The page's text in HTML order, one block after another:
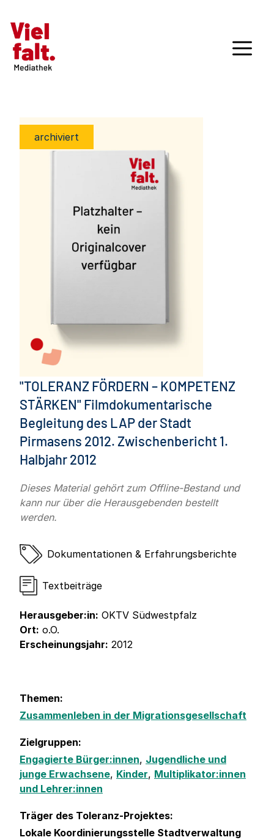
archiviert
"TOLERANZ FÖRDERN – KOMPETENZ
STÄRKEN" Filmdokumentarische
Begleitung des LAP der Stadt
Pirmasens 2012. Zwischenbericht 1.
Halbjahr 2012
Dieses Material gehört zum Offline-Bestand und
kann nur über die Herausgebenden bestellt
werden.
Dokumentationen & Erfahrungsberichte
Textbeiträge
Herausgeber:in: OKTV Südwestpfalz
Ort: o.O.
Erscheinungsjahr: 2012
Themen:
Zusammenleben in der Migrationsgesellschaft
Zielgruppen:
Engagierte Bürger:innen, Jugendliche und
junge Erwachsene, Kinder, Multiplikator:innen
und Lehrer:innen
Träger des Toleranz-Projektes:
Lokale Koordinierungsstelle Stadtverwaltung